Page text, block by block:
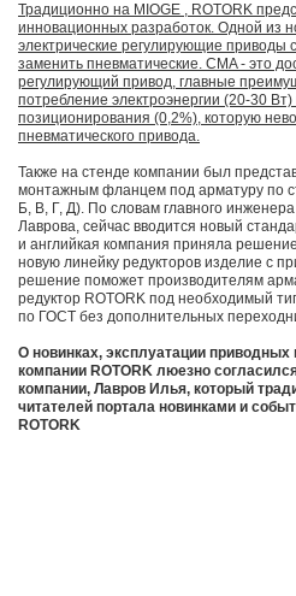
Традиционно на MIOGE , ROTORK
инновационных разработок. Одной из
электрические регулирующие приводы
заменить пневматические. CMA - это
регулирующий привод, главные
потребление электроэнергии (20-30
позиционирования (0,2%), которую
пневматического привода.
Также на стенде компании был
монтажным фланцем под арматуру по
Б, В, Г, Д). По словам главного
Лаврова, сейчас вводится новый
и английкая компания приняла
новую линейку редукторов изделие с
решение поможет производителям
редуктор ROTORK под необходимый
по ГОСТ без дополнительных
О новинках, эксплуатации
компании ROTORK люезно
компании, Лавров Илья, который
читателей портала новинками и
ROTORK